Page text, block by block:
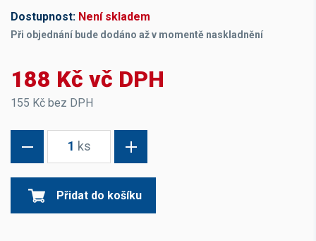
Dostupnost: Není skladem
Při objednání bude dodáno až v momentě naskladnění
188 Kč vč DPH
155 Kč bez DPH
1 ks
Přidat do košíku